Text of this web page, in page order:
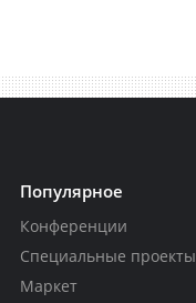
Популярное
Конференции
Специальные проекты
Маркет